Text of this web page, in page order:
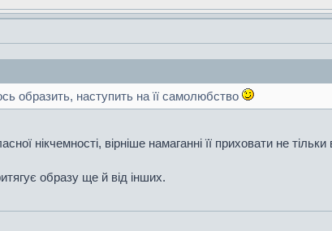
образить, наступить на її самолюбство
нікчемності, вірніше намаганні її приховати не
образу ще й від інших.